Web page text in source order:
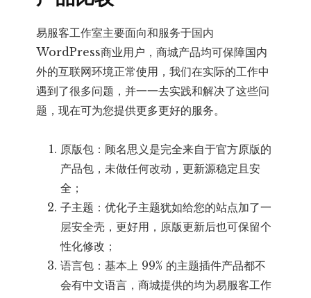
易服客工作室主要面向和服务于国内
WordPress商业用户，商城产品均可保障国内
外的互联网环境正常使用，我们在实际的工作中
遇到了很多问题，并一一去实践和解决了这些问
题，现在可为您提供更多更好的服务。
原版包：顾名思义是完全来自于官方原版的
产品包，未做任何改动，更新源稳定且安
全；
子主题：优化子主题犹如给您的站点加了一
层安全壳，更好用，原版更新后也可保留个
性化修改；
语言包：基本上 99% 的主题插件产品都不
会有中文语言，商城提供的均为易服客工作